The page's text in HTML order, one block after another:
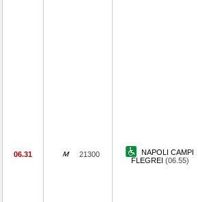
06.31 21300
NAPOLI CAMPI
FLEGREI (06.55)